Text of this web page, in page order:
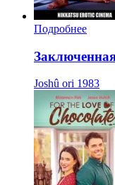
Подробнее
Joshû ori 1983